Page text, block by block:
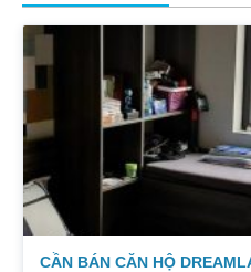
CẦN BÁN CĂN HỘ